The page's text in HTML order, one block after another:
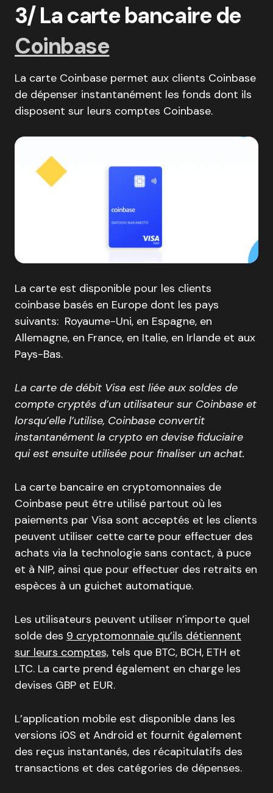
3/ La carte bancaire de
Coinbase
La carte Coinbase permet aux clients Coinbase
de dépenser instantanément les fonds dont ils
disposent sur leurs comptes Coinbase.
La carte est disponible pour les clients
coinbase basés en Europe dont les pays
suivants: Royaume-Uni, en Espagne, en
Allemagne, en France, en Italie, en Irlande et aux
Pays-Bas.
La carte de débit Visa est liée aux soldes de
compte cryptés d’un utilisateur sur Coinbase et
lorsqu’elle l’utilise, Coinbase convertit
instantanément la crypto en devise fiduciaire
qui est ensuite utilisée pour finaliser un achat.
La carte bancaire en cryptomonnaies de
Coinbase peut être utilisé partout où les
paiements par Visa sont acceptés et les clients
peuvent utiliser cette carte pour effectuer des
achats via la technologie sans contact, à puce
et à NIP, ainsi que pour effectuer des retraits en
espèces à un guichet automatique.
Les utilisateurs peuvent utiliser n’importe quel
solde des 9 cryptomonnaie qu’ils détiennent
sur leurs comptes, tels que BTC, BCH, ETH et
LTC. La carte prend également en charge les
devises GBP et EUR.
L’application mobile est disponible dans les
versions i0S et Android et fournit également
des reçus instantanés, des récapitulatifs des
transactions et des catégories de dépenses.